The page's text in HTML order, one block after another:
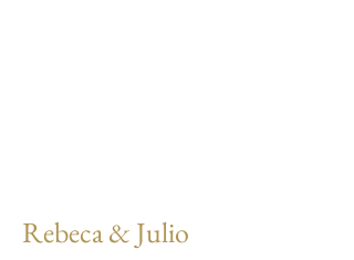
Rebeca & Julio